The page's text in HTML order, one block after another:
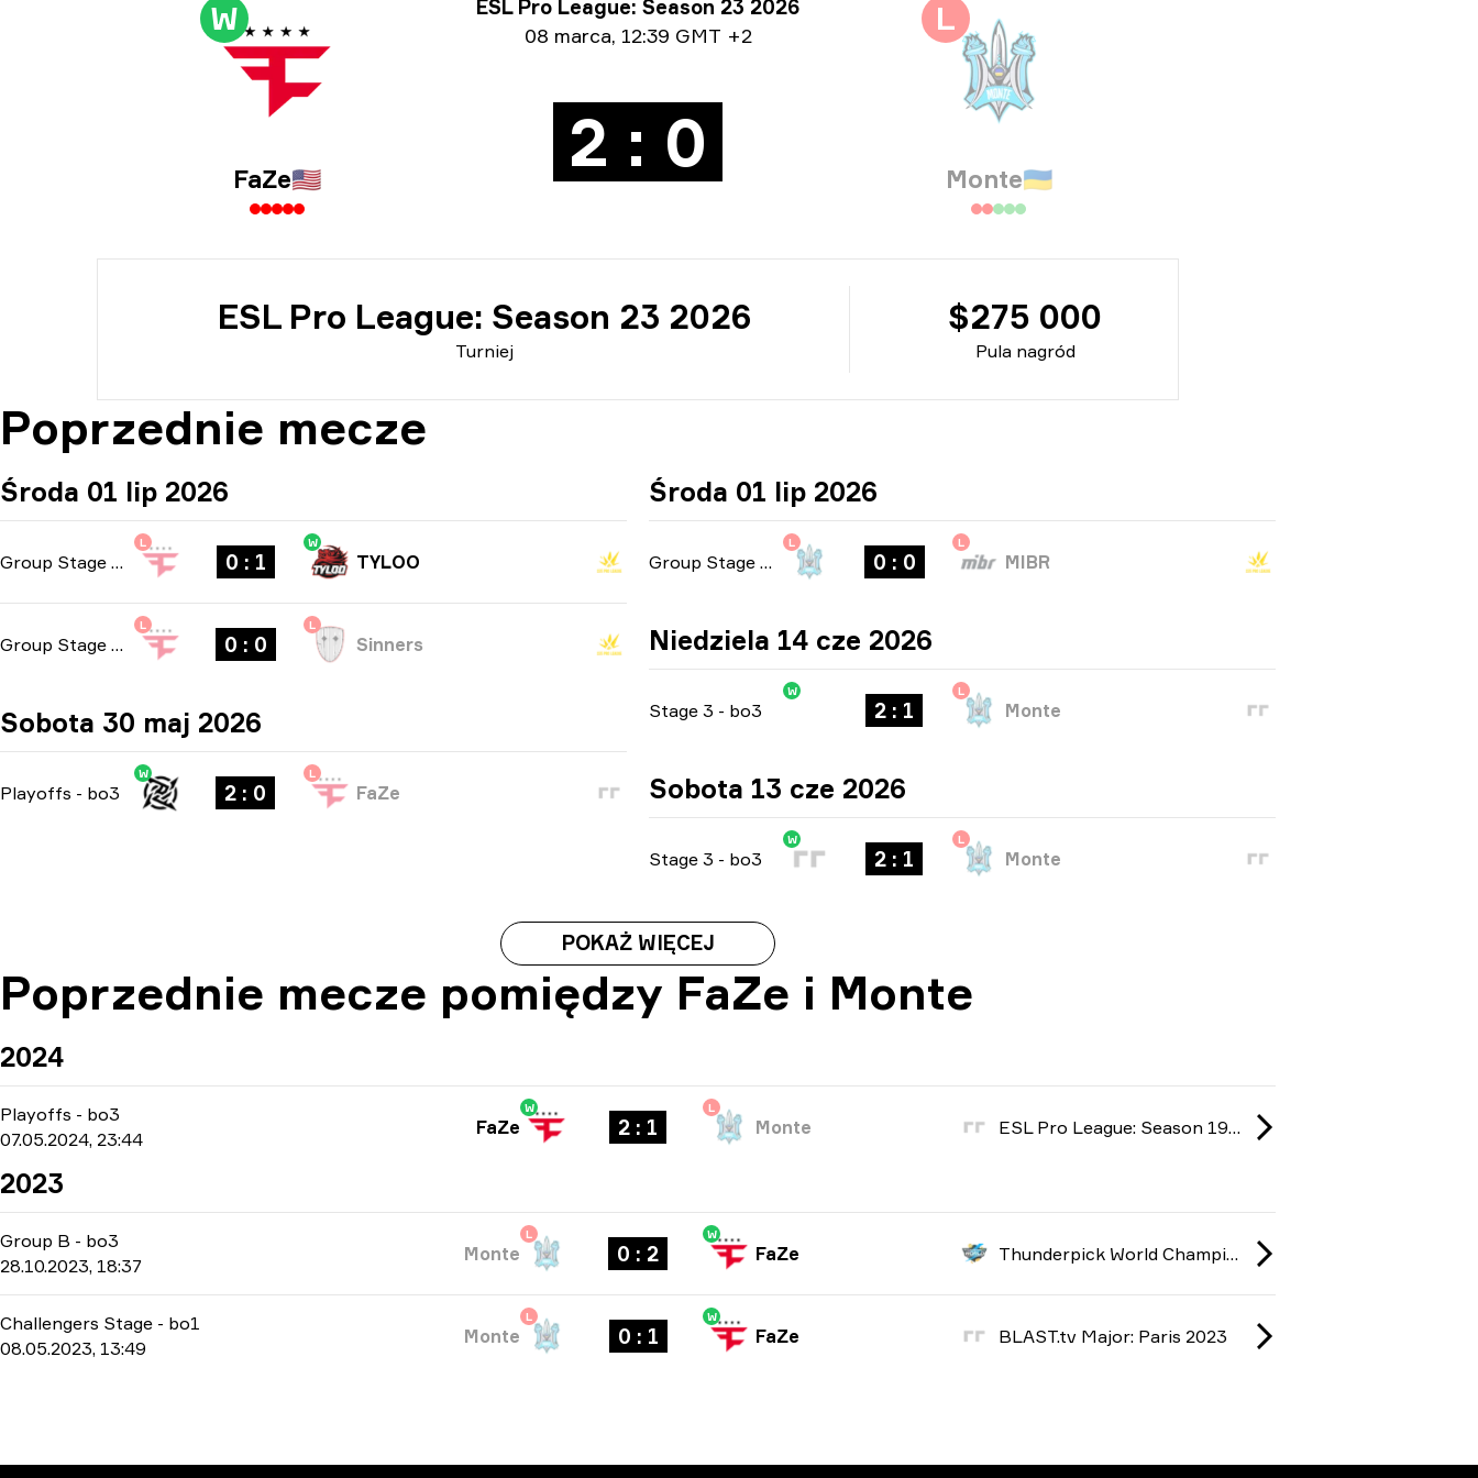
Informacje o turnieju
ESL Pro League: Season 23 2026
Informacje o dacie
08 marca, 12:39 GMT +2
W
FaZe🇺🇸 2 : 0
L
Monte🇺🇦
Turniej
ESL Pro League: Season 23 2026
Pula nagród
$275 000
Poprzednie mecze
Środa 01 lip 2026
Group Stage bo1
L
0 : 1
W
TYLOO
Group Stage bo1
L
0 : 0
L
Sinners
Sobota 30 maj 2026
Playoffs - bo3
W
2 : 0
L
FaZe
Środa 01 lip 2026
Group Stage bo1
L
0 : 0
L
MIBR
Niedziela 14 cze 2026
Stage 3 - bo3
W
2 : 1
L
Monte
Sobota 13 cze 2026
Stage 3 - bo3
W
2 : 1
L
Monte
POKAŻ WIĘCEJ
Poprzednie mecze pomiędzy FaZe i Monte
2024
Playoffs - bo3
07.05.2024, 23:44
W
FaZe 2 : 1
L
Monte ESL Pro League: Season 19 2024
2023
Group B - bo3
28.10.2023, 18:37
L
Monte 0 : 2
W
FaZe Thunderpick World Championship 2023
Challengers Stage - bo1
08.05.2023, 13:49
L
Monte 0 : 1
W
FaZe BLAST.tv Major: Paris 2023